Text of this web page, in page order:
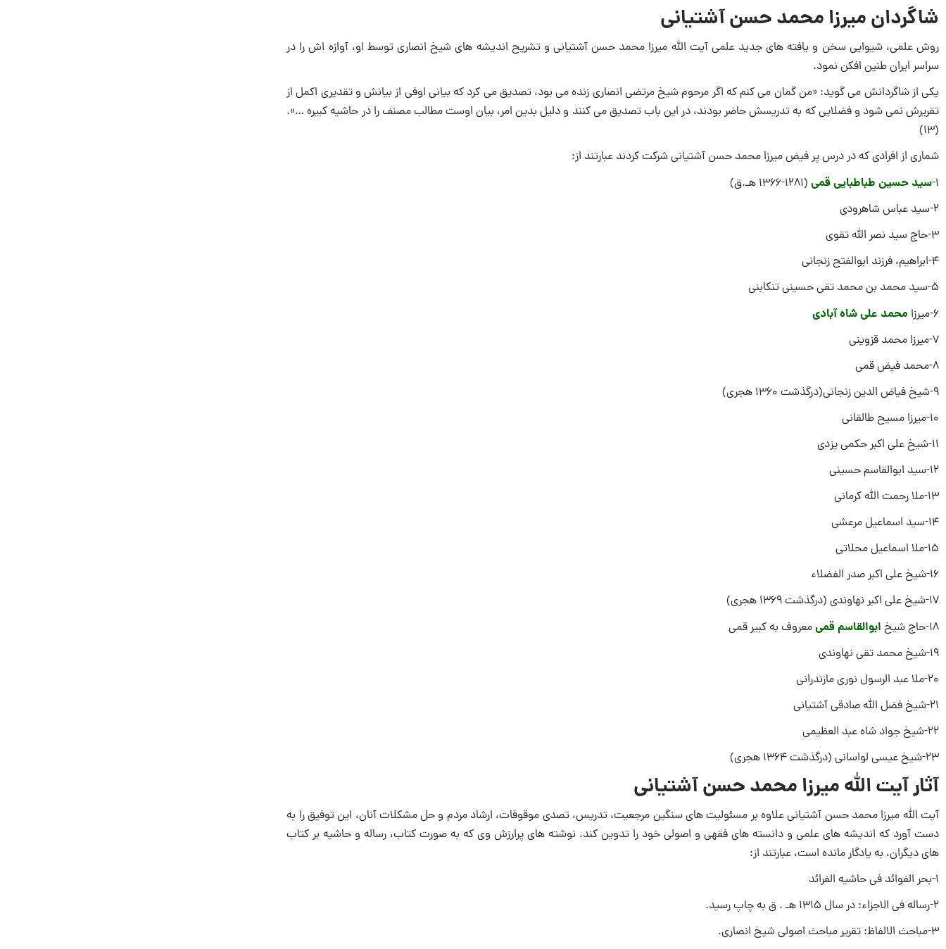
شاگردان میرزا محمد حسن آشتیانی
روش علمی، شیوایی سخن و یافته های جدید علمی آیت الله میرزا محمد حسن آشتیانی و تشریح اندیشه های شیخ انصاری توسط او، آوازه اش را در
سراسر ایران طنین افکن نمود.
یکی از شاگردانش می گوید: «من گمان می کنم که اگر مرحوم شیخ مرتضی انصاری زنده می بود، تصدیق می کرد که بیانی اوفی از بیانش و تقدیری اکمل از
تقریرش نمی شود و فضلایی که به تدریسش حاضر بودند، در این باب تصدیق می کنند و دلیل بدین امر، بیان اوست مطالب مصنف را در حاشیه کبیره …».
(۱۳)
شماری از افرادی که در درس پر فیض میرزا محمد حسن آشتیانی شرکت کردند عبارتند از:
1- سید حسین طباطبایی قمی (۱۲۸۱-۱۳۶۶ هـ.ق)
2-سید عباس شاهرودی
3-حاج سید نصر الله تقوی
4-ابراهیم، فرزند ابوالفتح زنجانی
5-سید محمد بن محمد تقی حسینی تنکابنی
6-میرزا
محمد علی شاه آبادی
7-میرزا محمد قزوینی
8-محمد فیض قمی
9-شیخ فیاض الدین زنجانى(درگذشت ۱۳۶۰ هجرى‏‎(‎
10-میرزا مسیح طالقانی
11-شیخ علی اکبر حکمی یزدی
12-سید ابوالقاسم حسینی
13-ملا رحمت الله کرمانی
14-سید اسماعیل مرعشی
15-ملا اسماعیل محلاتی
16-شیخ علی اکبر صدر الفضلاء
17-شیخ علی اکبر نهاوندی (درگذشت ۱۳۶۹ هجرى‏‎)
18-حاج شیخ
ابوالقاسم قمیمعروف به کبیر قمی
19-شیخ محمد تقی نهاوندی
20-‎ملا عبد الرسول نورى مازندرانى
آثار آیت الله میرزا محمد حسن آشتیانی
آیت الله میرزا محمد حسن آشتیانی علاوه بر مسئولیت های سنگین مرجعیت، تدریس، تصدی موقوفات، ارشاد مردم و حل مشکلات آنان، این توفیق را به
دست آورد که اندیشه های علمی و دانسته های فقهی و اصولی خود را تدوین کند. نوشته های پرارزش وی که به صورت کتاب، رساله و حاشیه بر کتاب
های دیگران، به یادگار مانده است، ‌عبارتند از:
1-بحر الفوائد فی حاشیه‌ الفرائد
2-رساله فی الاجزاء: در سال ۱۳۱۵ هـ . ق به چاپ رسید.
3-مباحث الالفاظ: تقریر مباحث اصولی شیخ انصاری.